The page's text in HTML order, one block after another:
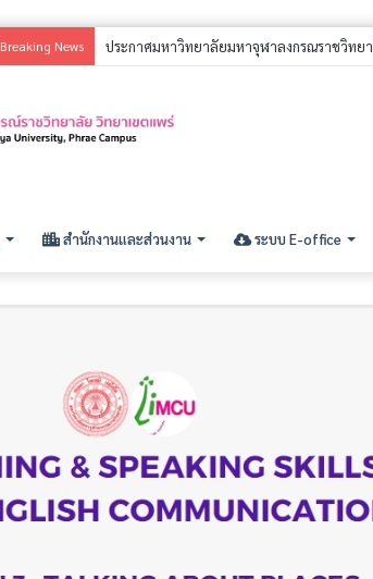
Breaking News ประกาศ รายชื่อผู้มีสิทธิ์สอบคัดเลือกนิสิตใหม่
สำนักงานและส่วนงาน ระบบ E-office